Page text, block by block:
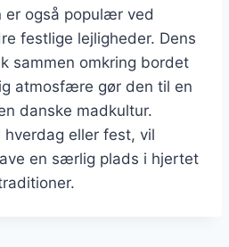
er også populær ved
festlige lejligheder. Dens
sammen omkring bordet
atmosfære gør den til en
danske madkultur.
eller fest, vil
en særlig plads i hjertet